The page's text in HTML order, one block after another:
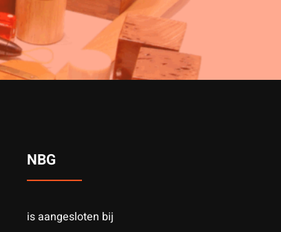
NBG
is aangesloten bij